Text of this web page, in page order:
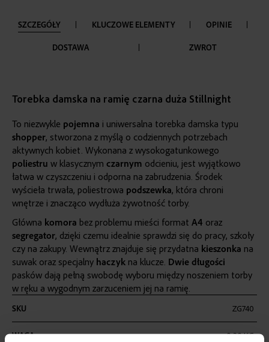
SZCZEGÓŁY KLUCZOWE ELEMENTY OPINIE
DOSTAWA ZWROT
Torebka damska na ramię czarna duża Stillnight
To niezwykle pojemna i uniwersalna torebka damska typu
shopper, stworzona z myślą o codziennych potrzebach
aktywnych kobiet. Wykonana z wysokogatunkowego
poliestru w klasycznym czarnym odcieniu, jest wyjątkowo
łatwa w czyszczeniu i odporna na zabrudzenia. Środek
wyścieła trwała, poliestrowa podszewka, która chroni
wnętrze i znacząco wydłuża żywotność torby.
Główna komora bez problemu mieści format A4 oraz
segregator, dzięki czemu idealnie sprawdzi się do pracy, szkoły
czy na zakupy. Wewnątrz znajduje się przydatna kieszonka na
suwak oraz specjalny haczyk na klucze. Dwie długości
pasków dają pełną swobodę wyboru między noszeniem torby
w ręku a wygodnym zarzuceniem jej na ramię.
informacji
SKU ZG740
WAGA 0,29 KG